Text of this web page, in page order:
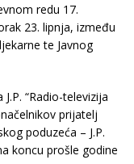
redu 17.
23. lipnja, između
te Javnog
“Radio-televizija
prijatelj
poduzeća – J.P.
koncu prošle godine